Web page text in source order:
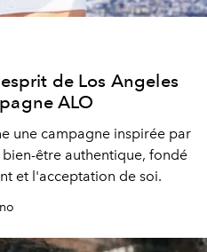
de Los Angeles
ALO
une campagne inspirée par
être authentique, fondé
et l'acceptation de soi.